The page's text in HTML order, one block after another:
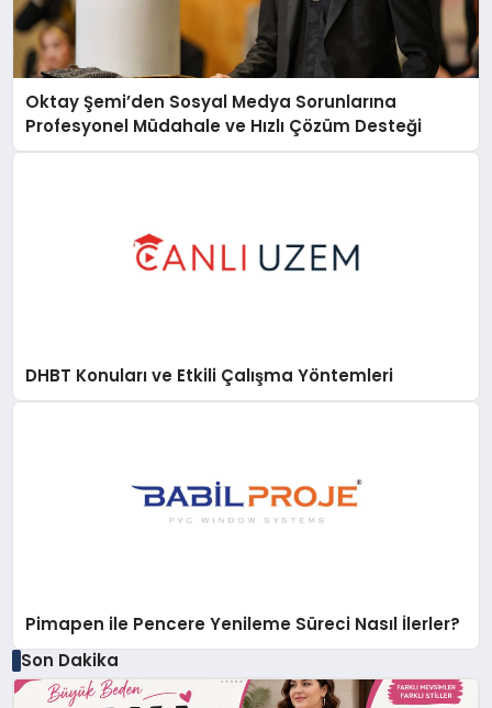
Oktay Şemi’den Sosyal Medya Sorunlarına
Profesyonel Müdahale ve Hızlı Çözüm Desteği
DHBT Konuları ve Etkili Çalışma Yöntemleri
Pimapen ile Pencere Yenileme Süreci Nasıl İlerler?
Son Dakika